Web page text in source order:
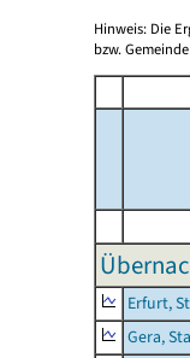
Hinweis: Die
bzw.
Erfurt,
Gera,